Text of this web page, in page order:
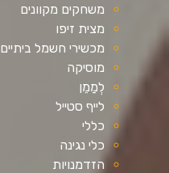
משחקים מקוונים
מצית זיפו
מכשירי חשמל ביתיים
מוסיקה
לְמַמֵן
לייף סטייל
כללי
כלי נגינה
הזדמנויות